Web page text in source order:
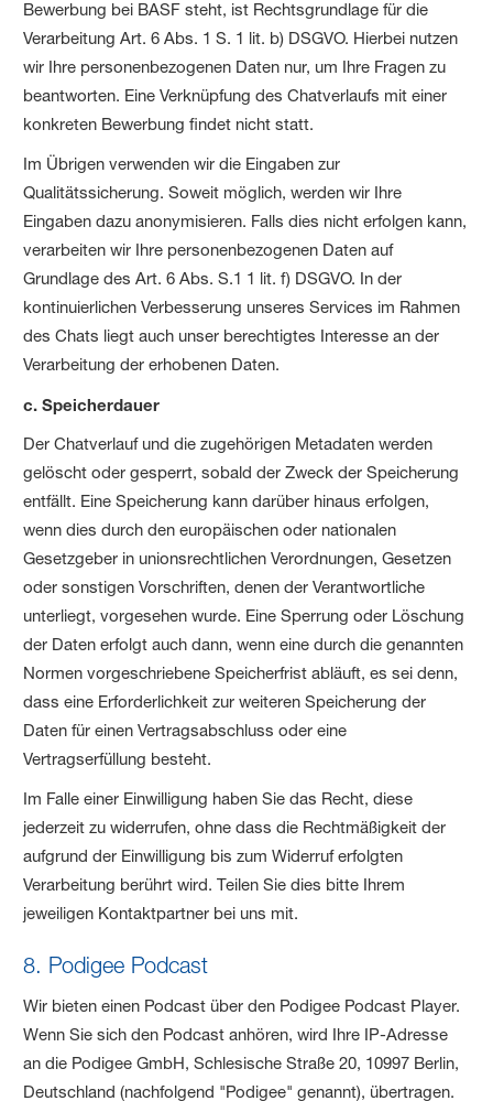
Bewerbung bei BASF steht, ist Rechtsgrundlage für die
Verarbeitung Art. 6 Abs. 1 S. 1 lit. b) DSGVO. Hierbei nutzen
wir Ihre personenbezogenen Daten nur, um Ihre Fragen zu
beantworten. Eine Verknüpfung des Chatverlaufs mit einer
konkreten Bewerbung findet nicht statt.
Im Übrigen verwenden wir die Eingaben zur
Qualitätssicherung. Soweit möglich, werden wir Ihre
Eingaben dazu anonymisieren. Falls dies nicht erfolgen kann,
verarbeiten wir Ihre personenbezogenen Daten auf
Grundlage des Art. 6 Abs. S.1 1 lit. f) DSGVO. In der
kontinuierlichen Verbesserung unseres Services im Rahmen
des Chats liegt auch unser berechtigtes Interesse an der
Verarbeitung der erhobenen Daten.
c. Speicherdauer
Der Chatverlauf und die zugehörigen Metadaten werden
gelöscht oder gesperrt, sobald der Zweck der Speicherung
entfällt. Eine Speicherung kann darüber hinaus erfolgen,
wenn dies durch den europäischen oder nationalen
Gesetzgeber in unionsrechtlichen Verordnungen, Gesetzen
oder sonstigen Vorschriften, denen der Verantwortliche
unterliegt, vorgesehen wurde. Eine Sperrung oder Löschung
der Daten erfolgt auch dann, wenn eine durch die genannten
Normen vorgeschriebene Speicherfrist abläuft, es sei denn,
dass eine Erforderlichkeit zur weiteren Speicherung der
Daten für einen Vertragsabschluss oder eine
Vertragserfüllung besteht.
Im Falle einer Einwilligung haben Sie das Recht, diese
jederzeit zu widerrufen, ohne dass die Rechtmäßigkeit der
aufgrund der Einwilligung bis zum Widerruf erfolgten
Verarbeitung berührt wird. Teilen Sie dies bitte Ihrem
jeweiligen Kontaktpartner bei uns mit.
8. Podigee Podcast
Wir bieten einen Podcast über den Podigee Podcast Player.
Wenn Sie sich den Podcast anhören, wird Ihre IP-Adresse
an die Podigee GmbH, Schlesische Straße 20, 10997 Berlin,
Deutschland (nachfolgend "Podigee" genannt), übertragen.